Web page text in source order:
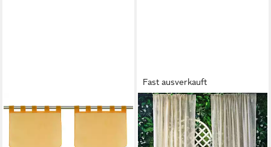
DELIEN
Scheibengardine Lydia (2 St),
Fast ausverkauft
QELUS
Gardine Vintage Voile
Gardinen mit Quasten